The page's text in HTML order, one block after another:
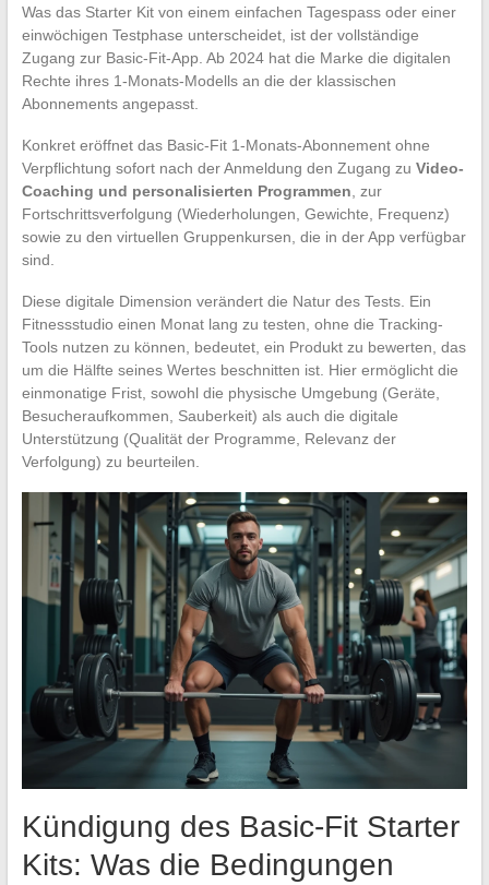
Was das Starter Kit von einem einfachen Tagespass oder einer
einwöchigen Testphase unterscheidet, ist der vollständige
Zugang zur Basic-Fit-App. Ab 2024 hat die Marke die digitalen
Rechte ihres 1-Monats-Modells an die der klassischen
Abonnements angepasst.
Konkret eröffnet das Basic-Fit 1-Monats-Abonnement ohne
Verpflichtung sofort nach der Anmeldung den Zugang zu Video-
Coaching und personalisierten Programmen , zur
Fortschrittsverfolgung (Wiederholungen, Gewichte, Frequenz)
sowie zu den virtuellen Gruppenkursen, die in der App verfügbar
sind.
Diese digitale Dimension verändert die Natur des Tests. Ein
Fitnessstudio einen Monat lang zu testen, ohne die Tracking-
Tools nutzen zu können, bedeutet, ein Produkt zu bewerten, das
um die Hälfte seines Wertes beschnitten ist. Hier ermöglicht die
einmonatige Frist, sowohl die physische Umgebung (Geräte,
Besucheraufkommen, Sauberkeit) als auch die digitale
Unterstützung (Qualität der Programme, Relevanz der
Verfolgung) zu beurteilen.
Kündigung des Basic-Fit Starter
Kits: Was die Bedingungen